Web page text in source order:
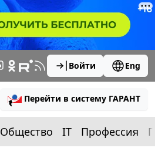
Войти Eng
Перейти в систему ГАРАНТ
Общество IT Профессия